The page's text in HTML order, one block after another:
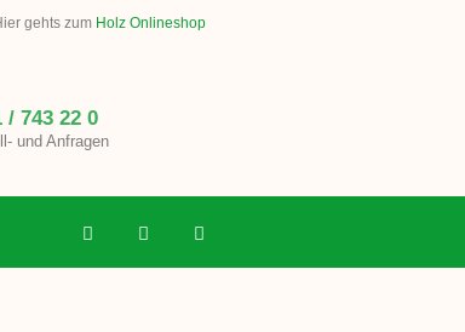
gehts zum Holz Onlineshop
/ 743 22 0
und Anfragen